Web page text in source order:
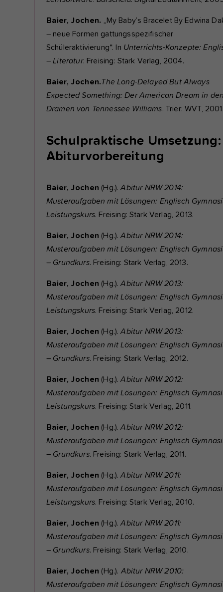
Baier, Jochen. „My Baby’s Bracelet By Edwina
– neue Formen gattungsspezifischer
Schüleraktivierung“. In Unterrichts-Konzepte:
–Literatur. Freising: Stark Verlag, 2004.
Baier, Jochen.The Long-Delayed But Always
Expected Something: Der American Dream in
Dramen von Tennessee Williams. Trier: WVT,
Schulpraktische Umsetzung:
Abiturvorbereitung
Baier, Jochen (Hg.).Abitur NRW 2014:
Musteraufgaben mit Lösungen: Englisch
Leistungskurs. Freising: Stark Verlag, 2013.
Baier, Jochen (Hg.).Abitur NRW 2014:
Musteraufgaben mit Lösungen: Englisch
– Grundkurs. Freising: Stark Verlag, 2013.
Baier, Jochen (Hg.).Abitur NRW 2013:
Musteraufgaben mit Lösungen: Englisch
Leistungskurs. Freising: Stark Verlag, 2012.
Baier, Jochen (Hg.).Abitur NRW 2013:
Musteraufgaben mit Lösungen: Englisch
– Grundkurs. Freising: Stark Verlag, 2012.
Baier, Jochen (Hg.).Abitur NRW 2012:
Musteraufgaben mit Lösungen: Englisch
Leistungskurs. Freising: Stark Verlag, 2011.
Baier, Jochen (Hg.).Abitur NRW 2012:
Musteraufgaben mit Lösungen: Englisch
– Grundkurs. Freising: Stark Verlag, 2011.
Baier, Jochen (Hg.).Abitur NRW 2011:
Musteraufgaben mit Lösungen: Englisch
Leistungskurs. Freising: Stark Verlag, 2010.
Baier, Jochen (Hg.).Abitur NRW 2011:
Musteraufgaben mit Lösungen: Englisch
– Grundkurs. Freising: Stark Verlag, 2010.
Baier, Jochen (Hg.). Abitur NRW 2010:
Musteraufgaben mit Lösungen: Englisch